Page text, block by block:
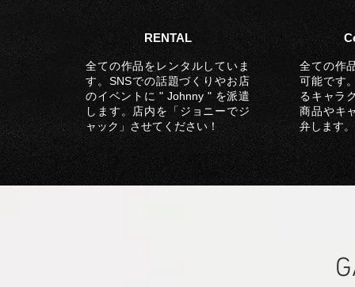
RENTAL
全ての作品をレンタルしていま
す。SNSでの話題づくりやお店
のイベントに " Johnny " を派遣
します。店内を「ジョニーでジ
ャック」させてください！
全ての作
可能です
るキャラ
商品やキ
弁します。